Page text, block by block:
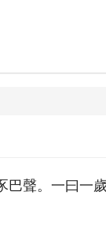
巴聲。一曰一